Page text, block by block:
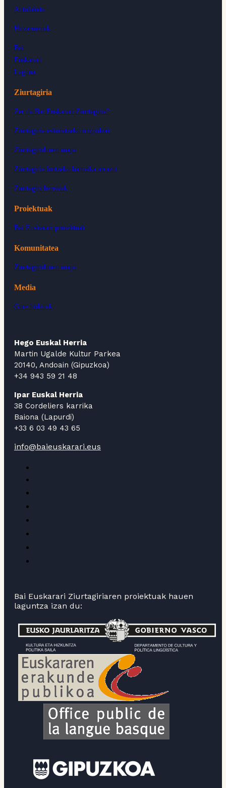
Antolaketa
Hitzarmenak
Bai
Euskarari
Laguna
Ziurtagiria
Zer da Bai Euskarari Ziurtagiria?
Ziurtagiria eskuratzeko irizpideak
Ziurtagiridunen mapa
Ziurtagiria lortzeko hamaika arrazoi
Ziurtagiri bereziak
Proiektuak
Bai Euskarari proiektuak
Komunitatea
Ziurtagiridunen mapa
Media
Gure bideoak
Hego Euskal Herria
Martin Ugalde Kultur Parkea
20140, Andoain (Gipuzkoa)
+34 943 59 21 48
Ipar Euskal Herria
38 Cordeliers karrika
Baiona (Lapurdi)
+33 6 03 49 43 65
info@baieuskarari.eus
Bai Euskarari Ziurtagiriaren proiektuak hauen
laguntza izan du: